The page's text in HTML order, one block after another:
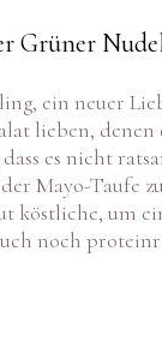
Grüner
lieben, denen
es nicht
Mayo-Taufe
köstliche, um
noch